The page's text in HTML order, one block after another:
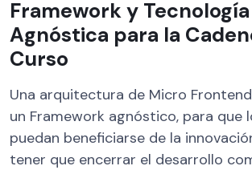
Framework y Tecnología
Agnóstica para la
Curso
Una arquitectura de Micro
un Framework agnóstico, para que
puedan beneficiarse de la
tener que encerrar el desarrollo